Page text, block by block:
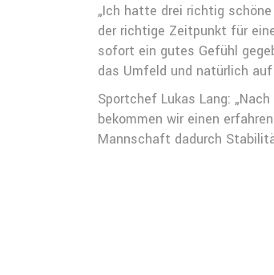
„Ich hatte drei richtig
der richtige Zeitpunkt für
sofort ein gutes Gefühl
das Umfeld und natürlich
Sportchef Lukas Lang:
bekommen wir einen
Mannschaft dadurch